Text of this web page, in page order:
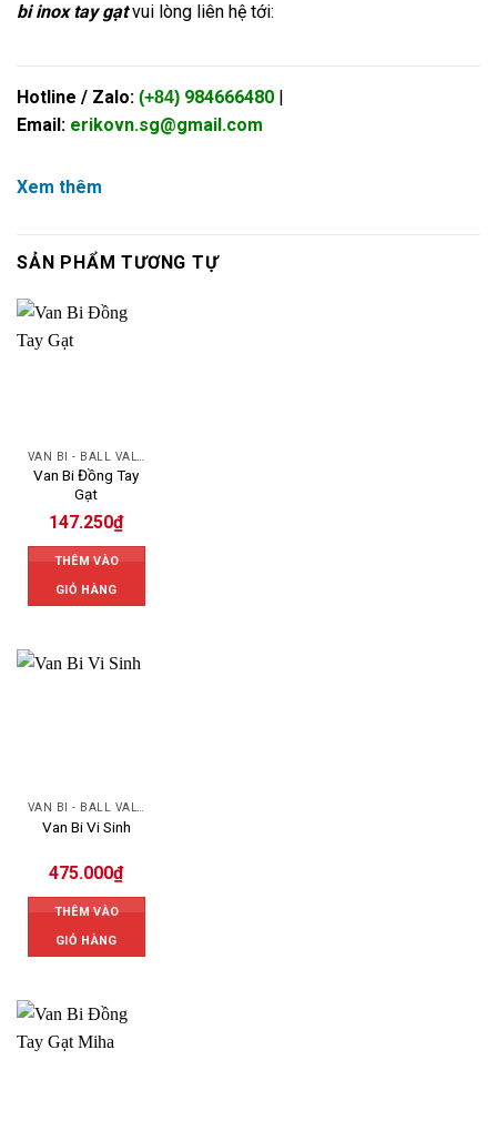
bi inox tay gạtvui lòng liên hệ tới:
Hotline / Zalo: (+84) 984666480 |
Email: erikovn.sg@gmail.com
Xem thêm
SẢN PHẨM TƯƠNG TỰ
Van Bi Đồng Tay
Gạt
147.250₫
THÊM VÀO
GIỎ HÀNG
Van Bi Vi Sinh
475.000₫
THÊM VÀO
GIỎ HÀNG